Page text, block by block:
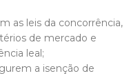
as leis da concorrência,
de mercado e
leal;
a isenção de